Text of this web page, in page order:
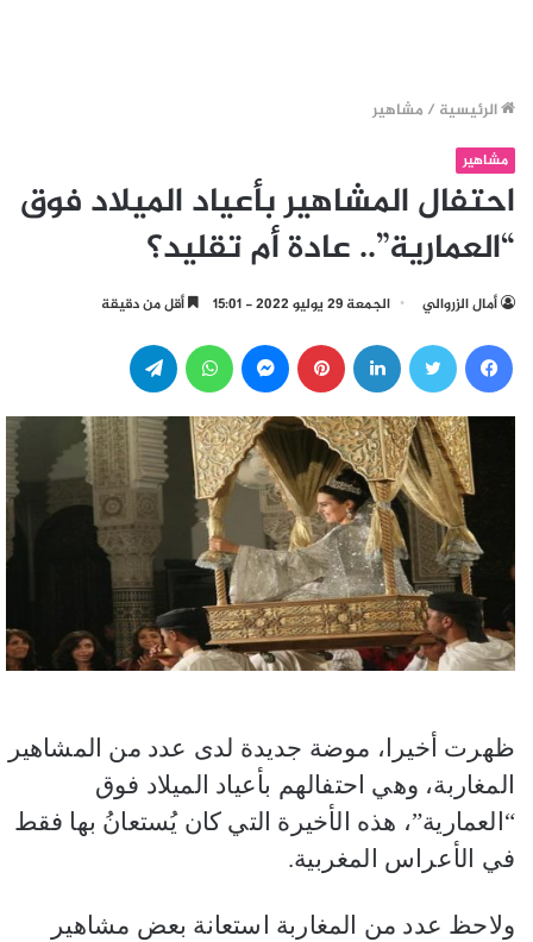
الرئيسية / مشاهير
مشاهير
احتفال المشاهير بأعياد الميلاد فوق
“العمارية”.. عادة أم تقليد؟
أمال الزروالي الجمعة 29 يوليو 2022 - 15:01 أقل من دقيقة
ظهرت أخيرا، موضة جديدة لدى عدد من المشاهير
المغاربة، وهي احتفالهم بأعياد الميلاد فوق
“العمارية”، هذه الأخيرة التي كان يُستعانُ بها فقط
في الأعراس المغربية.
ولاحظ عدد من المغاربة استعانة بعض مشاهير